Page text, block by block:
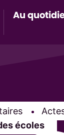
Au
écoles